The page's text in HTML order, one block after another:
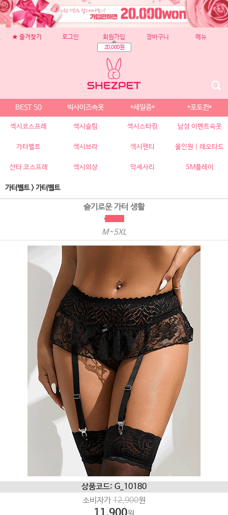
★ 즐겨찾기 로그인 회원가입
20,000원
장바구니 메뉴
BEST 50 빅사이즈속옷 *세일중* *포토퀸*
섹시코스프레 섹시슬립 섹시스타킹 남성 이벤트속옷
가터벨트 섹시브라 섹시팬티 올인원 | 레오타드
산타 코스프레 섹시의상 악세사리 SM플레이
가터벨트>가터벨트
슬기로운 가터 생활
M~5XL
상품코드: G_10180
소비자가 12,900원